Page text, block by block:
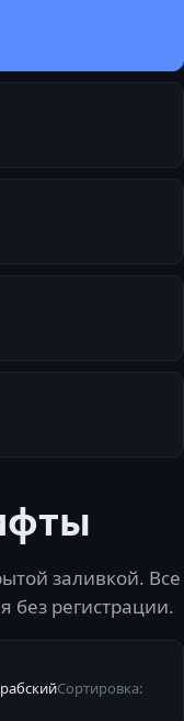
заливкой. Все
без регистрации.
Сортировка: